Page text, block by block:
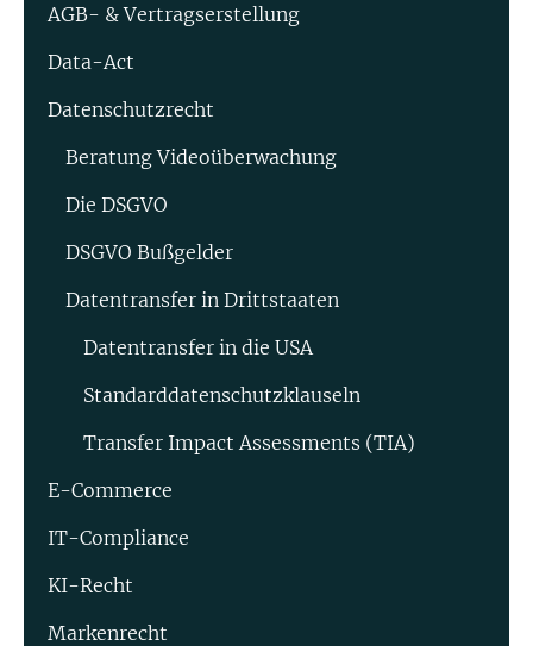
AGB- & Vertragserstellung
Data-Act
Datenschutzrecht
Beratung Video­überwachung
Die DSGVO
DSGVO Bußgelder
Datentransfer in Drittstaaten
Datentransfer in die USA
Standard­datenschutz­klauseln
Transfer Impact Assessments (TIA)
E-Commerce
IT-Compliance
KI-Recht
Markenrecht